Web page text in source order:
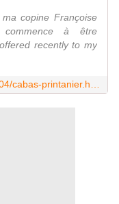
copine Françoise
commence à être
recently to my